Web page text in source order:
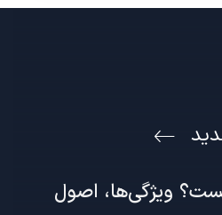
ویژگی‌ها، اصول